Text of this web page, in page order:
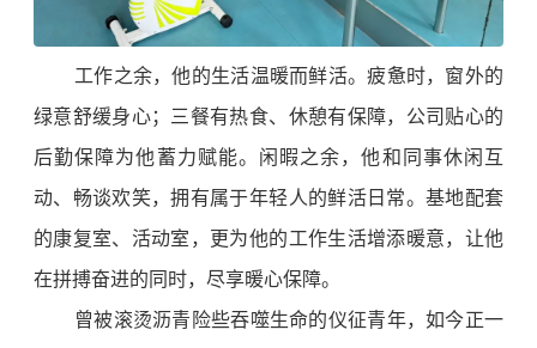
工作之余，他的生活温暖而鲜活。疲惫时，窗外的
绿意舒缓身心；三餐有热食、休憩有保障，公司贴心的
后勤保障为他蓄力赋能。闲暇之余，他和同事休闲互
动、畅谈欢笑，拥有属于年轻人的鲜活日常。基地配套
的康复室、活动室，更为他的工作生活增添暖意，让他
在拼搏奋进的同时，尽享暖心保障。
曾被滚烫沥青险些吞噬生命的仪征青年，如今正一